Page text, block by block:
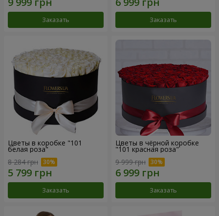
Заказать Заказать
Цветы в коробке "101
белая роза"
8 284 грн
Заказать
Цветы в чёрной коробке
"101 красная роза"
9 999 грн
Заказать